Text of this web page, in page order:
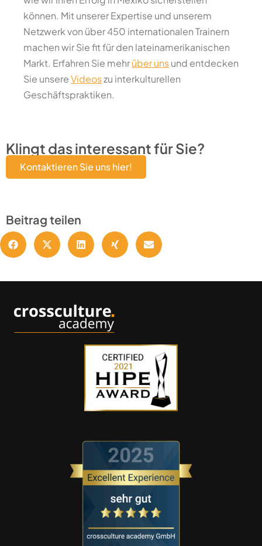
können. Mit unserer Expertise und unserem
Netzwerk von über 450 internationalen Trainern
machen wir Sie fit für den lateinamerikanischen
Markt. Erfahren Sie mehrüber unsund entdecken
Sie unsereVideoszu interkulturellen
Geschäftspraktiken.
Klingt das interessant für Sie?
Kontaktieren Sie uns hier!
Beitrag teilen